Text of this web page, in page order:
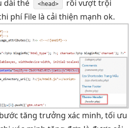
dài thẻ <head> rồi vượt trội
phíFile là cải thiện mạnh ok.
tăng trưởng xác minh, tối ưu